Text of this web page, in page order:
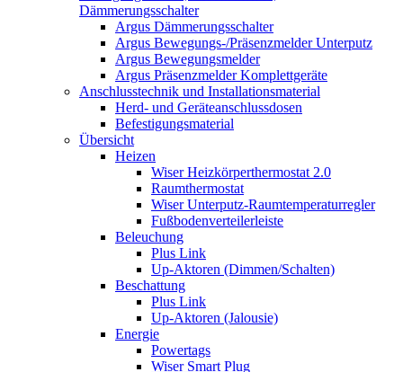
Dämmerungsschalter
Argus Dämmerungsschalter
Argus Bewegungs-/Präsenzmelder Unterputz
Argus Bewegungsmelder
Argus Präsenzmelder Komplettgeräte
Anschlusstechnik und Installationsmaterial
Herd- und Geräteanschlussdosen
Befestigungsmaterial
Übersicht
Heizen
Wiser Heizkörperthermostat 2.0
Raumthermostat
Wiser Unterputz-Raumtemperaturregler
Fußbodenverteilerleiste
Beleuchung
Plus Link
Up-Aktoren (Dimmen/Schalten)
Beschattung
Plus Link
Up-Aktoren (Jalousie)
Energie
Powertags
Wiser Smart Plug